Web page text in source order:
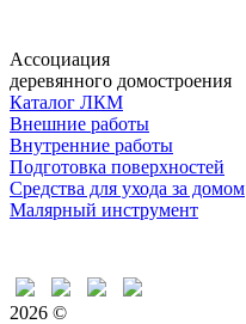
Ассоциация
деревянного домостроения
Каталог ЛКМ
Внешние работы
Внутренние работы
Подготовка поверхностей
Средства для ухода за домом
Малярный инструмент
2026 ©